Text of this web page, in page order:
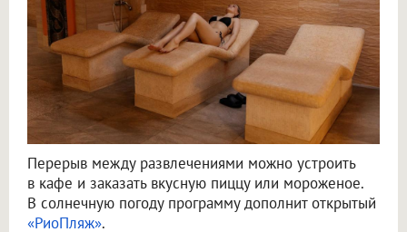
Перерыв между развлечениями можно устроить
в кафе и заказать вкусную пиццу или мороженое.
В солнечную погоду программу дополнит открытый
«РиоПляж».